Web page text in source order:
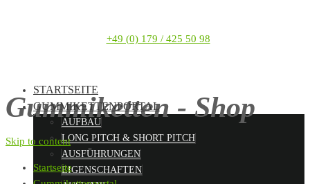
+49 (0) 179 / 425 50 98
Gummiketten - Shop
STARTSEITE
GUMMIKETTENPORTAL
AUFBAU
LONG PITCH & SHORT PITCH
AUSFÜHRUNGEN
EIGENSCHAFTEN
Skip to content
Startseite